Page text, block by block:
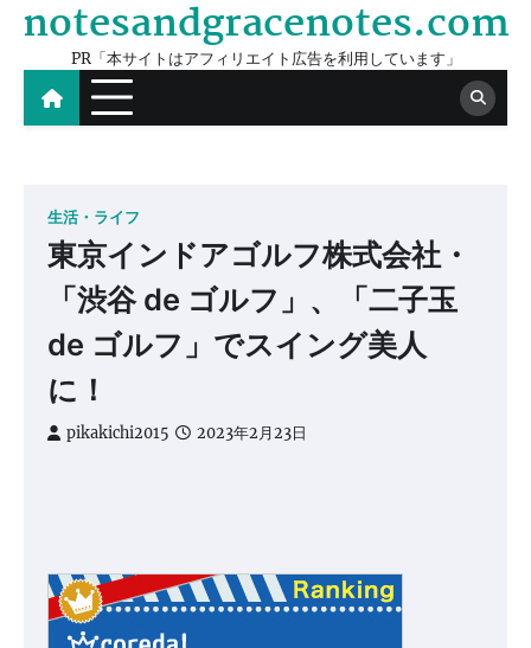
Skip
content
notesandgracenotes.com
PR「本サイトはアフィリエイト広告を利用しています」
生活・ライフ
東京インドアゴルフ株式会社・
「渋谷 de ゴルフ」、「二子玉
de ゴルフ」でスイング美人
に！
pikakichi2015 2023年2月23日